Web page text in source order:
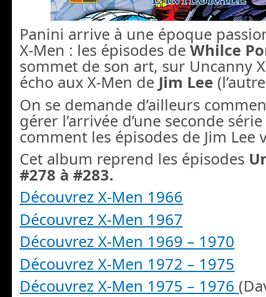
Panini arrive à une époque
X-Men : les épisodes de Whilce
sommet de son art, sur Uncanny
écho aux X-Men de Jim Lee
On se demande d’ailleurs
gérer l’arrivée d’une seconde
comment les épisodes de Jim Lee
Cet album reprend les épisodes
#278 à #283.
Découvrez X-Men 1966
Découvrez X-Men 1967
Découvrez X-Men 1969 – 1970
Découvrez X-Men 1972 – 1975
Découvrez X-Men 1975 – 1976